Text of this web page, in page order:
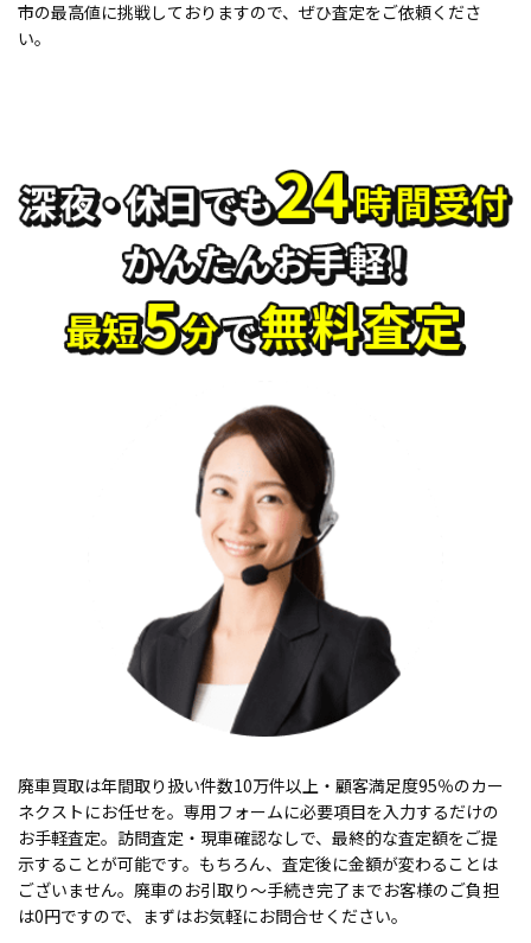
市の最高値に挑戦しておりますので、ぜひ査定をご依頼くださ
い。
廃車買取は年間取り扱い件数10万件以上・顧客満足度95％のカー
ネクストにお任せを。専用フォームに必要項目を入力するだけの
お手軽査定。訪問査定・現車確認なしで、最終的な査定額をご提
示することが可能です。もちろん、査定後に金額が変わることは
ございません。廃車のお引取り〜手続き完了までお客様のご負担
は0円ですので、まずはお気軽にお問合せください。